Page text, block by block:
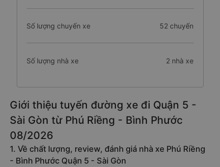
Số lượng chuyến xe 52 chuyến
Số lượng nhà xe 2 nhà xe
Giới thiệu tuyến đường xe đi Quận 5 -
Sài Gòn từ Phú Riềng - Bình Phước
08/2026
1. Về chất lượng, review, đánh giá nhà xe Phú Riềng
- Bình Phước Quận 5 - Sài Gòn